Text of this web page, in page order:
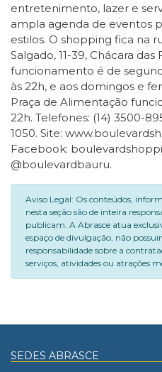
entretenimento, lazer e
ampla agenda de eventos
estilos. O shopping fica na
Salgado, 11-39, Chácara
funcionamento é de
às 22h, e aos domingos e
Praça de Alimentação
22h. Telefones: (14) 3500-
1050. Site:
Facebook:
@boulevardbauru.
Aviso Legal: Os conteúdos,
nesta seção são de inteira
publicam. A Abrasce atua
espaço de divulgação, não
responsabilidade sobre a
serviços, atividades ou atrações
SEDES ABRASCE